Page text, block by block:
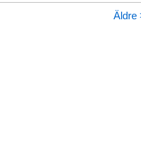
Äldre